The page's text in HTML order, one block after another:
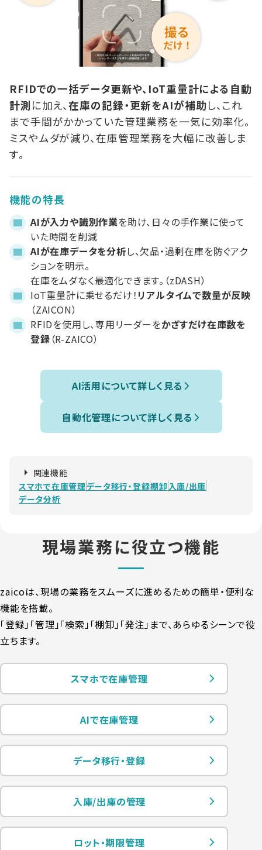
RFIDでの一括データ更新や、IoT重量計による自動
計測 に加え、在庫の記録・更新をAIが補助し、これ
まで手間がかかっていた管理業務を一気に効率化。
ミスやムダが減り、在庫管理業務を大幅に改善しま
す。
機能の特長
AIが入力や識別作業を助け、日々の手作業に使って
いた時間を削減
AIが在庫データを分析し、欠品・過剰在庫を防ぐアク
ションを明示。
在庫をムダなく最適化できます。（zDASH）
IoT重量計に乗せるだけ！ リアルタイムで数量が反映
（ZAICON）
RFIDを使用し、専用リーダーをかざすだけ在庫数を
登録 （R-ZAICO）
AI活用について詳しく見る
自動化管理について詳しく見る
関連機能
スマホで在庫管理データ移行・登録棚卸 入庫/出庫
データ分析
現場業務に役立つ機能
zaicoは、現場の業務をスムーズに進めるための簡単・便利な
機能を搭載。
「登録」「管理」「検索」「棚卸」「発注」まで、あらゆるシーンで役
立ちます。
スマホで在庫管理
AIで在庫管理
データ移行・登録
入庫/出庫の管理
ロット・期限管理